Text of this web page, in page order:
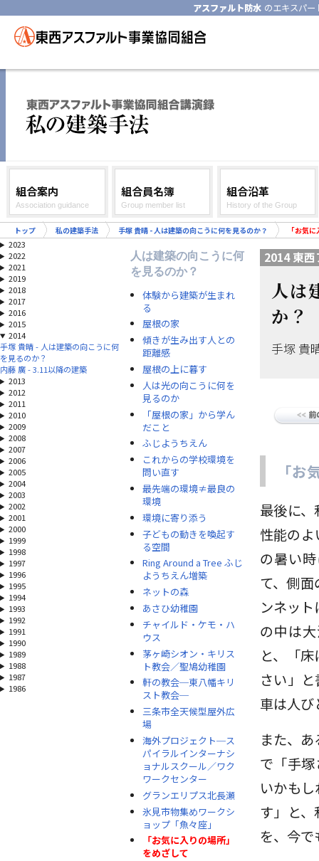
アスファルト防水 のエキスパ
組合案内
Association guidance
組合員名簿
Group member list
組合沿革
History of the Group
トップ 私の建築手法 手塚 貴晴 - 人は建築の向こうに何を見るのか？ 「お気
2023
2022
2021
2019
2018
2017
2016
2015
2014
手塚 貴晴 - 人は建築の向こうに何
を見るのか？
内藤 廣 - 3.11以降の建築
2013
2012
2011
2010
2009
2008
2007
2006
2005
2004
2003
2002
2001
2000
1999
1998
1997
1996
1995
1994
1993
1992
1991
1990
1989
1988
1987
1986
人は建築の向こうに何
を見るのか？
体験から建築が生まれ
る
屋根の家
傾きが生み出す人との
距離感
屋根の上に暮す
人は光の向こうに何を
見るのか
「屋根の家」から学ん
だこと
ふじようちえん
これからの学校環境を
問い直す
最先端の環境≠最良の
環境
環境に寄り添う
子どもの動きを喚起す
る空間
Ring Around a Tree ふじ
ようちえん増築
ネットの森
あさひ幼稚園
チャイルド・ケモ・ハ
ウス
茅ヶ崎シオン・キリス
ト教会／聖鳩幼稚園
軒の教会─東八幡キリ
スト教会─
三条市全天候型屋外広
場
海外プロジェクト─ス
パイラルインターナシ
ョナルスクール／ワク
ワークセンター
グランエリプス北長瀬
氷見市物集めワークシ
ョップ「魚々座」
「お気に入りの場所」
をめざして
2014 東
人は
か？
手塚 貴
「
最後に
性能の
の暑い
て、側
ンネッ
の中は
と、「
さい」
車は人
また、
で「手
いかも
す」と
を、今で